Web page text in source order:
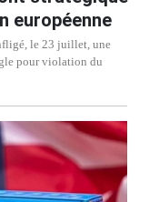
européenne
le 23 juillet, une
pour violation du